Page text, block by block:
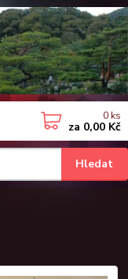
Hledat
0 ks
za 0,00 Kč